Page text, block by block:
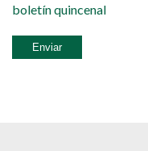
boletín quincenal